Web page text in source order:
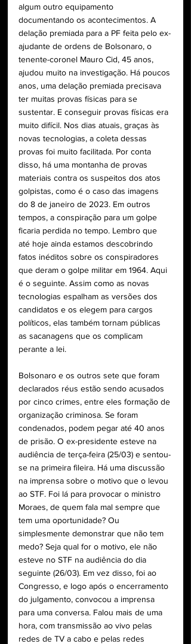
algum outro equipamento
documentando os acontecimentos. A
delação premiada para a PF feita pelo ex-
ajudante de ordens de Bolsonaro, o
tenente-coronel Mauro Cid, 45 anos,
ajudou muito na investigação. Há poucos
anos, uma delação premiada precisava
ter muitas provas físicas para se
sustentar. E conseguir provas físicas era
muito difícil. Nos dias atuais, graças às
novas tecnologias, a coleta dessas
provas foi muito facilitada. Por conta
disso, há uma montanha de provas
materiais contra os suspeitos dos atos
golpistas, como é o caso das imagens
do 8 de janeiro de 2023. Em outros
tempos, a conspiração para um golpe
ficaria perdida no tempo. Lembro que
até hoje ainda estamos descobrindo
fatos inéditos sobre os conspiradores
que deram o golpe militar em 1964. Aqui
é o seguinte. Assim como as novas
tecnologias espalham as versões dos
candidatos e os elegem para cargos
políticos, elas também tornam públicas
as sacanagens que os complicam
perante a lei.
Bolsonaro e os outros sete que foram
declarados réus estão sendo acusados
por cinco crimes, entre eles formação de
organização criminosa. Se foram
condenados, podem pegar até 40 anos
de prisão. O ex-presidente esteve na
audiência de terça-feira (25/03) e sentou-
se na primeira fileira. Há uma discussão
na imprensa sobre o motivo que o levou
ao STF. Foi lá para provocar o ministro
Moraes, de quem fala mal sempre que
tem uma oportunidade? Ou
simplesmente demonstrar que não tem
medo? Seja qual for o motivo, ele não
esteve no STF na audiência do dia
seguinte (26/03). Em vez disso, foi ao
Congresso, e logo após o encerramento
do julgamento, convocou a imprensa
para uma conversa. Falou mais de uma
hora, com transmissão ao vivo pelas
redes de TV a cabo e pelas redes